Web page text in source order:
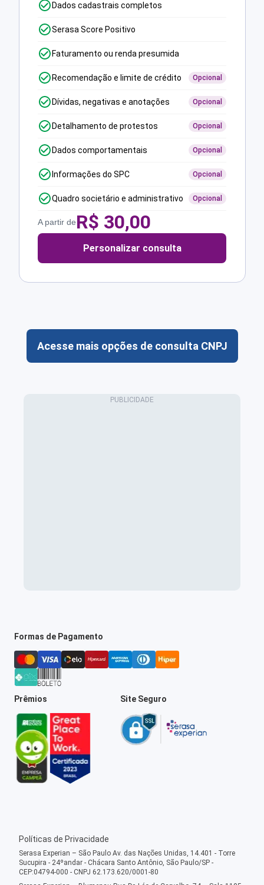
Dados cadastrais completos
Serasa Score Positivo
Faturamento ou renda presumida
Recomendação e limite de crédito Opcional
Dívidas, negativas e anotações Opcional
Detalhamento de protestos Opcional
Dados comportamentais Opcional
Informações do SPC Opcional
Quadro societário e administrativo Opcional
A partir deR$ 30,00
Personalizar consulta
Acesse mais opções de consulta CNPJ
Formas de Pagamento
Prêmios Site Seguro
Políticas de Privacidade
Serasa Experian – São Paulo Av. das Nações Unidas, 14.401 - Torre
Sucupira - 24ºandar - Chácara Santo Antônio, São Paulo/SP -
CEP:04794-000 - CNPJ 62.173.620/0001-80